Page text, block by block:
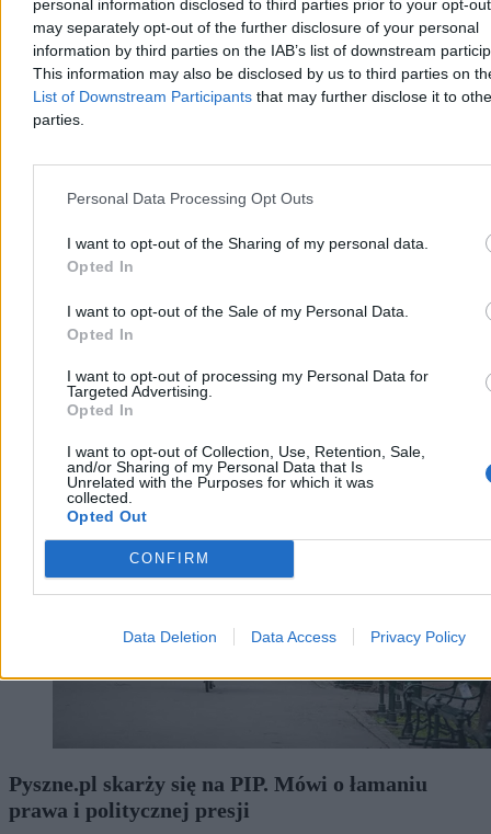
personal information disclosed to third parties prior to your opt-
may separately opt-out of the further disclosure of your personal
information by third parties on the IAB’s list of downstream
This information may also be disclosed by us to third parties on
List of Downstream Participants that may further disclose it to
parties.
Personal Data Processing Opt Outs
I want to opt-out of the Sharing of my personal data.
Opted In
I want to opt-out of the Sale of my Personal Data.
Opted In
I want to opt-out of processing my Personal Data for
Targeted Advertising.
Opted In
I want to opt-out of Collection, Use, Retention, Sale,
and/or Sharing of my Personal Data that Is
Unrelated with the Purposes for which it was
collected.
Opted Out
CONFIRM
Data Deletion Data Access Privacy Policy
Krzysztof Jabłonowski
Dzisiaj 14:19
Reklama
Pyszne.pl skarży się na PIP. Mówi o łamaniu
prawa i politycznej presji